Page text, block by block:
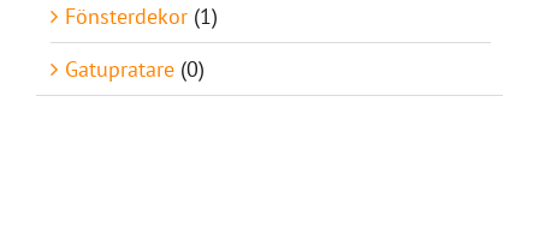
Fönsterdekor (1)
Gatupratare (0)